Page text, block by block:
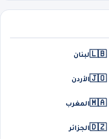
🇱🇧لبنان
🇯🇴الأردن
🇲🇦المغرب
🇩🇿الجزائر